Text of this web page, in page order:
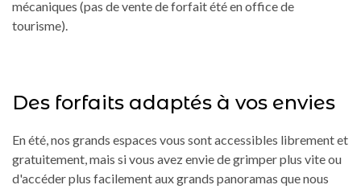
mécaniques (pas de vente de forfait été en office de
tourisme).
Des forfaits adaptés à vos envies
En été, nos grands espaces vous sont accessibles librement et
gratuitement, mais si vous avez envie de grimper plus vite ou
d'accéder plus facilement aux grands panoramas que nous